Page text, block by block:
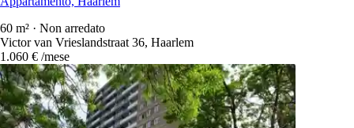
60 m² · Non arredato
Victor van Vrieslandstraat 36, Haarlem
1.060 € /mese